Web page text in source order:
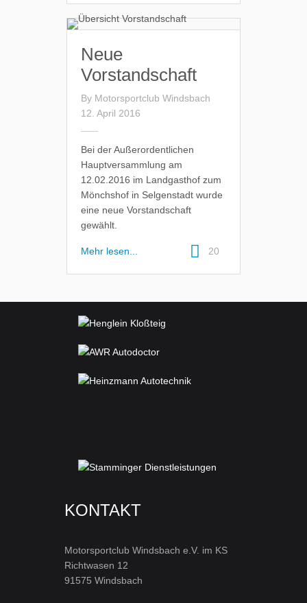
Neue
Vorstandschaft
By Motorsportclub Windsbach
12. April 2016
Bei der Außerordentlichen
Hauptversammlung am
12.02.2016 im Landgasthof zum
Mönchshof in Selgenstadt wurde
eine neue Vorstandschaft
gewählt.
Mehr lesen... 20
KONTAKT
Motorsportclub Windsbach e.V. im KS
Richtwasen 12
91575 Windsbach